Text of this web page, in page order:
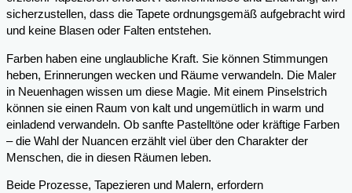
sicherzustellen, dass die Tapete ordnungsgemäß aufgebracht wird
und keine Blasen oder Falten entstehen.
Farben haben eine unglaubliche Kraft. Sie können Stimmungen
heben, Erinnerungen wecken und Räume verwandeln. Die Maler
in Neuenhagen wissen um diese Magie. Mit einem Pinselstrich
können sie einen Raum von kalt und ungemütlich in warm und
einladend verwandeln. Ob sanfte Pastelltöne oder kräftige Farben
– die Wahl der Nuancen erzählt viel über den Charakter der
Menschen, die in diesen Räumen leben.
Beide Prozesse, Tapezieren und Malern, erfordern